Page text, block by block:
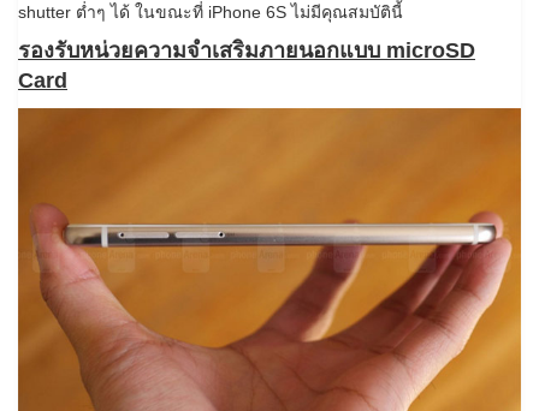
shutter ต่ำๆ ได้ ในขณะที่ iPhone 6S ไม่มีคุณสมบัตินี้
รองรับหน่วยความจำเสริมภายนอกแบบ microSD
Card